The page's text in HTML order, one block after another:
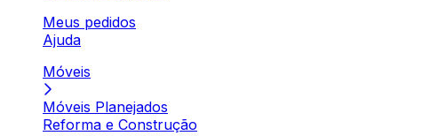
Meus pedidos
Ajuda
Móveis
Móveis Planejados
Reforma e Construção